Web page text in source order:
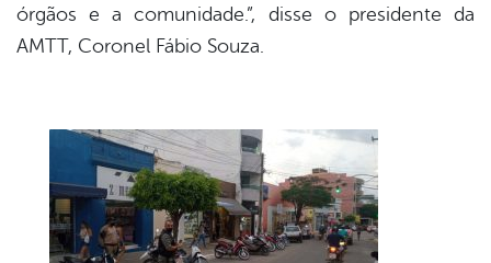
órgãos e a comunidade.”, disse o presidente da
AMTT, Coronel Fábio Souza.